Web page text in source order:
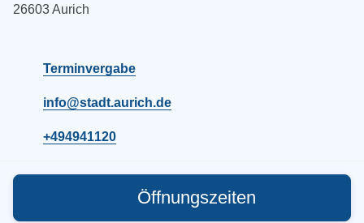
26603 Aurich
Terminvergabe
info@stadt.aurich.de
+494941120
Öffnungszeiten